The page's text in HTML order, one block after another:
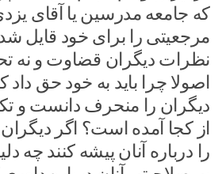
که جامعه مدرسین یا آقای
مرجعیتی را برای خود قایل
نظرات دیگران قضاوت و نه
اصولا چرا باید به خود حق
دیگران را منحرف دانست و
از کجا آمده است؟ اگر
را درباره آنان پیشه کنند چه